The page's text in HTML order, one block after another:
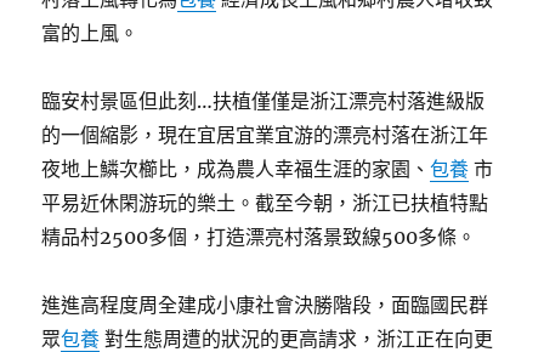
富的上風。
臨安村景區但此刻…扶植僅僅是浙江漂亮村落進級版
的一個縮影，現在宜居宜業宜游的漂亮村落在浙江年
夜地上鱗次櫛比，成為農人幸福生涯的家園、包養 市
平易近休閑游玩的樂土。截至今朝，浙江已扶植特點
精品村2500多個，打造漂亮村落景致線500多條。
進進高程度周全建成小康社會決勝階段，面臨國民群
眾包養 對生態周遭的狀況的更高請求，浙江正在向更